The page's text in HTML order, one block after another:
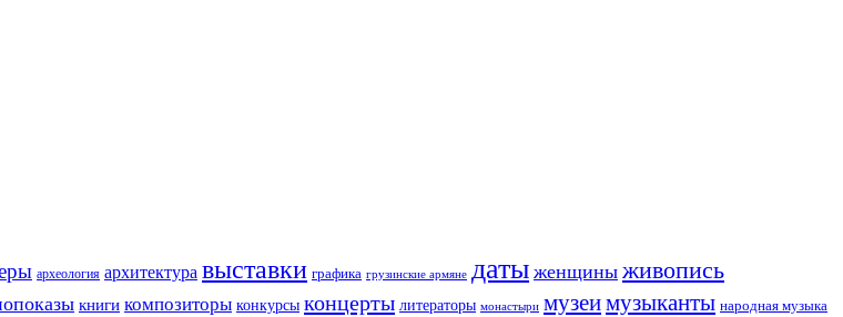
археология архитектура выставки графика грузинские армяне даты женщины живопись
книги композиторы конкурсы концерты литераторы монастыри музеимузыканты народная музыка